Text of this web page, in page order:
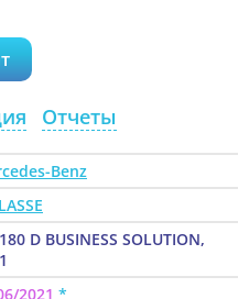
Отчеты
Benz
D BUSINESS SOLUTION,
2021